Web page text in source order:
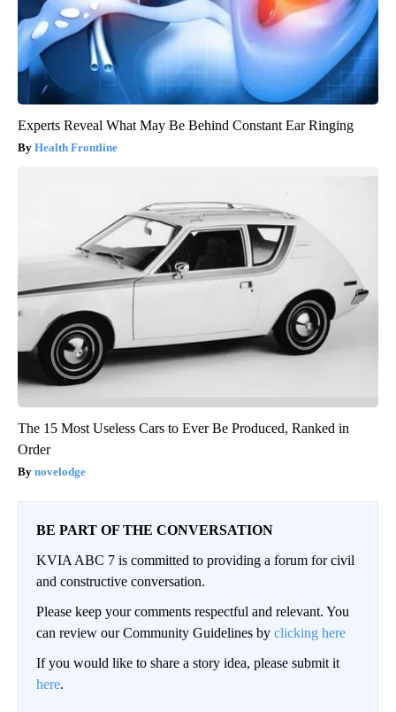
Experts Reveal What May Be Behind Constant Ear Ringing
Health Frontline
The 15 Most Useless Cars to Ever Be Produced, Ranked in
Order
novelodge
BE PART OF THE CONVERSATION
KVIA ABC 7 is committed to providing a forum for civil
and constructive conversation.
Please keep your comments respectful and relevant. You
can review our Community Guidelines by clicking here
If you would like to share a story idea, please submit it
here.